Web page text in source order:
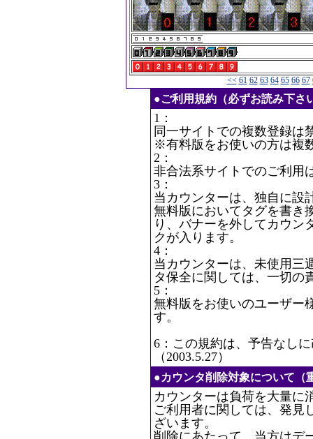
<< 61 62 63 64 65 66 67
●ご利用規約（必ずお読み下さ
1：
同一サイトでの複数登録は
※有料版をお使いの方は複
2：
非合法系サイトでのご利用
3：
当カウンターは、独自に設
無料版においてタグを書き
り、バナーを外してカウン
クが入ります。
4：
当カウンターは、未使用三
タ保全に関しては、一切の
5：
無料版をお使いのユーザー
す。
6：この規約は、予告なし
（2003.5.27）
●カウンタ削除対象について（
カウンターは負荷を大量に
ご利用者に関しては、発見
ざいます。
削除にあたって、当方はデ